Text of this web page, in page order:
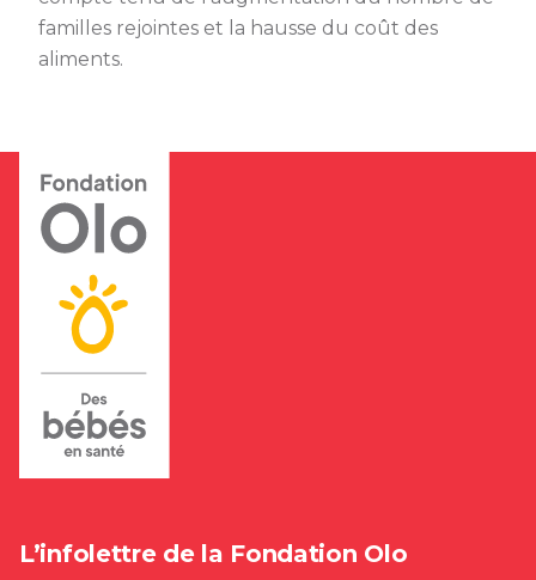
familles rejointes et la hausse du coût des
aliments.
L’infolettre de la Fondation Olo